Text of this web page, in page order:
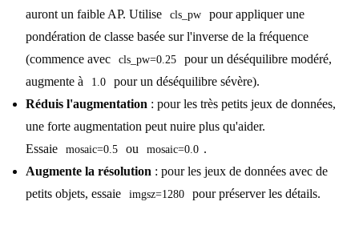
auront un faible AP. Utilise
cls_pw
pour appliquer une
pondération de classe basée sur l'inverse de la fréquence
(commence avec
cls_pw=0.25
pour un déséquilibre modéré,
augmente à
1.0
pour un déséquilibre sévère).
Réduis l'augmentation : pour les très petits jeux de données,
une forte augmentation peut nuire plus qu'aider.
Essaie
mosaic=0.5 ou mosaic=0.0 .
Augmente la résolution : pour les jeux de données avec de
petits objets, essaie
imgsz=1280 pour préserver les détails.